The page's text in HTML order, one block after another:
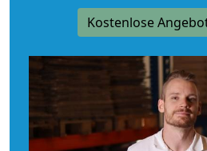
Kostenlose